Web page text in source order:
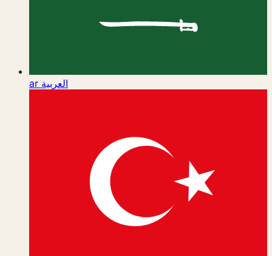
ar العربية